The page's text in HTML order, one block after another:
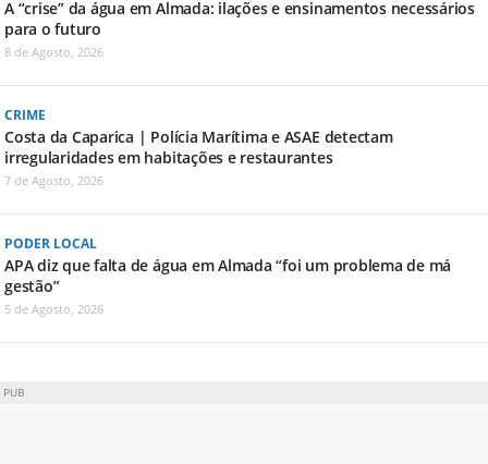
A “crise” da água em Almada: ilações e ensinamentos necessários
para o futuro
8 de Agosto, 2026
CRIME
Costa da Caparica | Polícia Marítima e ASAE detectam
irregularidades em habitações e restaurantes
7 de Agosto, 2026
PODER LOCAL
APA diz que falta de água em Almada “foi um problema de má
gestão”
5 de Agosto, 2026
PUB